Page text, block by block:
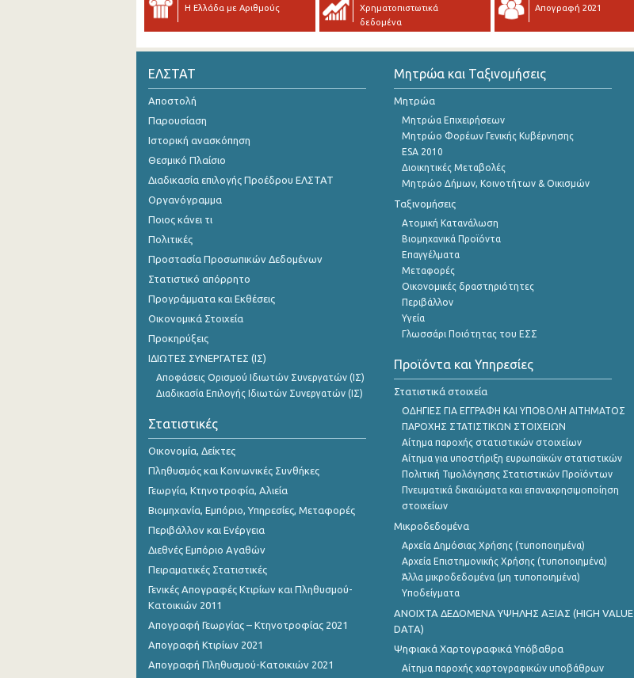
Η Ελλάδα με Αριθμούς
Χρηματοπιστωτικά
δεδομένα
Απογραφή 2021
ΕΛΣΤΑΤ
Αποστολή
Παρουσίαση
Ιστορική ανασκόπηση
Θεσμικό Πλαίσιο
Διαδικασία επιλογής Προέδρου ΕΛΣΤΑΤ
Οργανόγραμμα
Ποιος κάνει τι
Πολιτικές
Προστασία Προσωπικών Δεδομένων
Στατιστικό απόρρητο
Προγράμματα και Εκθέσεις
Οικονομικά Στοιχεία
Προκηρύξεις
ΙΔΙΩΤΕΣ ΣΥΝΕΡΓΑΤΕΣ (ΙΣ)
Αποφάσεις Ορισμού Ιδιωτών Συνεργατών (ΙΣ)
Διαδικασία Επιλογής Ιδιωτών Συνεργατών (ΙΣ)
Στατιστικές
Οικονομία, Δείκτες
Πληθυσμός και Κοινωνικές Συνθήκες
Γεωργία, Κτηνοτροφία, Αλιεία
Βιομηχανία, Εμπόριο, Υπηρεσίες, Μεταφορές
Περιβάλλον και Ενέργεια
Διεθνές Εμπόριο Αγαθών
Πειραματικές Στατιστικές
Γενικές Απογραφές Κτιρίων και Πληθυσμού-
Κατοικιών 2011
Απογραφή Γεωργίας – Κτηνοτροφίας 2021
Απογραφή Κτιρίων 2021
Απογραφή Πληθυσμού-Κατοικιών 2021
Μητρώα και Ταξινομήσεις
Μητρώα
Μητρώα Επιχειρήσεων
Μητρώο Φορέων Γενικής Κυβέρνησης
ESA 2010
Διοικητικές Μεταβολές
Μητρώο Δήμων, Κοινοτήτων & Οικισμών
Ταξινομήσεις
Ατομική Κατανάλωση
Βιομηχανικά Προϊόντα
Επαγγέλματα
Μεταφορές
Οικονομικές δραστηριότητες
Περιβάλλον
Υγεία
Γλωσσάρι Ποιότητας του ΕΣΣ
Προϊόντα και Υπηρεσίες
Στατιστικά στοιχεία
ΟΔΗΓΙΕΣ ΓΙΑ ΕΓΓΡΑΦΗ ΚΑΙ ΥΠΟΒΟΛΗ ΑΙΤΗΜΑΤΟΣ
ΠΑΡΟΧΗΣ ΣΤΑΤΙΣΤΙΚΩΝ ΣΤΟΙΧΕΙΩΝ
Αίτημα παροχής στατιστικών στοιχείων
Αίτημα για υποστήριξη ευρωπαϊκών στατιστικών
Πολιτική Τιμολόγησης Στατιστικών Προϊόντων
Πνευματικά δικαιώματα και επαναχρησιμοποίηση
στοιχείων
Μικροδεδομένα
Αρχεία Δημόσιας Χρήσης (τυποποιημένα)
Αρχεία Επιστημονικής Χρήσης (τυποποιημένα)
Άλλα μικροδεδομένα (μη τυποποιημένα)
Υποδείγματα
ANOIXTA ΔΕΔΟΜΕΝΑ ΥΨΗΛΗΣ ΑΞΙΑΣ (HIGH VALUE
DATA)
Ψηφιακά Χαρτογραφικά Υπόβαθρα
Αίτημα παροχής χαρτογραφικών υποβάθρων